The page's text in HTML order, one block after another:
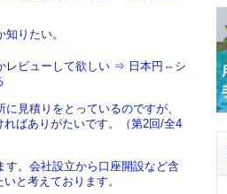
りたい。
レビューして欲しい ⇒ 日本円⇔シ
見積りをとっているのですが、
ばありがたいです。（第2回/全4
す。会社設立から口座開設など含
と考えております。